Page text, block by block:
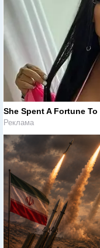
She Spent A Fortune
Реклама